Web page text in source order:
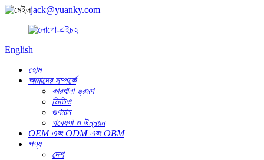
jack@yuanky.com
English
হোম
আমাদের সম্পর্কে
কারখানা ভ্রমণ
ভিডিও
গুণমান
গবেষণা ও উন্নয়ন
OEM এবং ODM এবং OBM
পণ্য
দেশ